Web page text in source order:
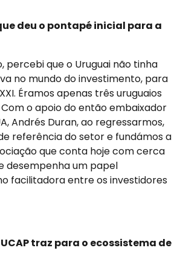
deu o pontapé inicial para a
percebi que o Uruguai não tinha
no mundo do investimento, para
Éramos apenas três uruguaios
o apoio do então embaixador
Andrés Duran, ao regressarmos,
referência do setor e fundámos a
que conta hoje com cerca
desempenha um papel
facilitadora entre os investidores
traz para o ecossistema de